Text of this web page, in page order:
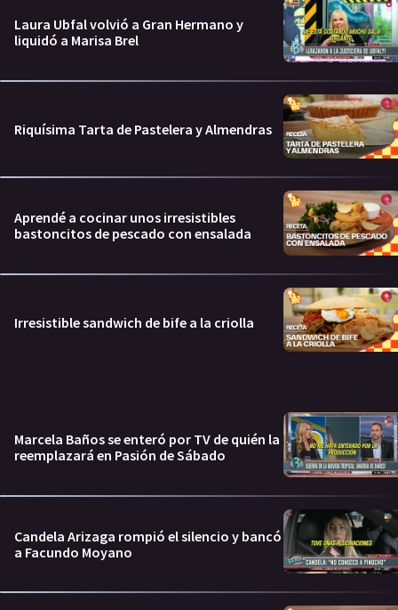
Laura Ubfal volvió a Gran Hermano y
liquidó a Marisa Brel
Riquísima Tarta de Pastelera y Almendras
Aprendé a cocinar unos irresistibles
bastoncitos de pescado con ensalada
Irresistible sandwich de bife a la criolla
Marcela Baños se enteró por TV de quién la
reemplazará en Pasión de Sábado
Candela Arizaga rompió el silencio y bancó
a Facundo Moyano